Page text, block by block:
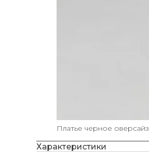
Платье черное оверсайз
Характеристики